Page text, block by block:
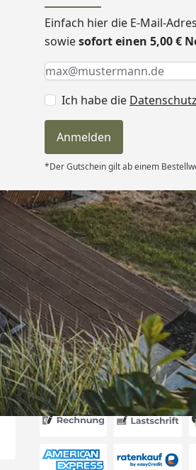
Einfach hier die E-Mail-
sowiesofort einen 5,00 €
Keine Eingabe erforderlich
Eingabe erforderlich
E-Mail *
Ich habe die
Anmelden
*Der Gutschein gilt ab einem
Versand
Akzeptierte